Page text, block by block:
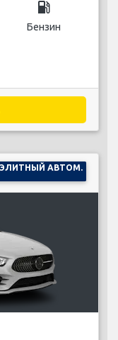
local_gas_station
Бензин
АВТОМ.